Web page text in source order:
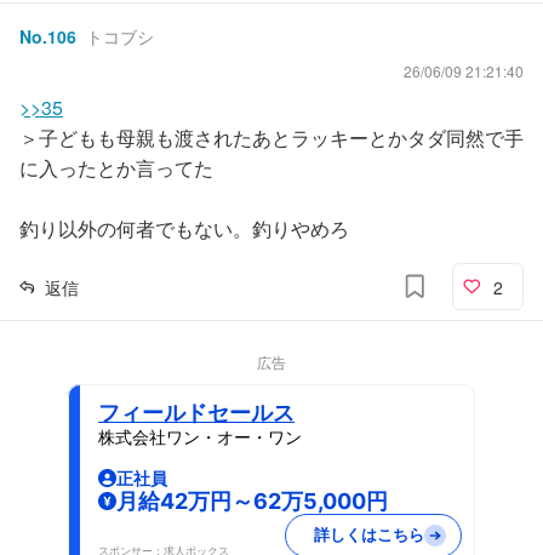
No.106 トコブシ
26/06/09 21:21:40
>>35
＞子どもも母親も渡されたあとラッキーとかタダ同然で手
に入ったとか言ってた
釣り以外の何者でもない。釣りやめろ
返信 2
広告
フィールドセールス
株式会社ワン・オー・ワン
正社員
月給42万円～62万5,000円
スポンサー：求人ボックス
詳しくはこちら